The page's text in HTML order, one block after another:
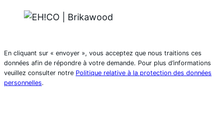
En cliquant sur « envoyer », vous acceptez que nous traitions ces
données afin de répondre à votre demande. Pour plus d’informations
veuillez consulter notre Politique relative à la protection des données
personnelles.